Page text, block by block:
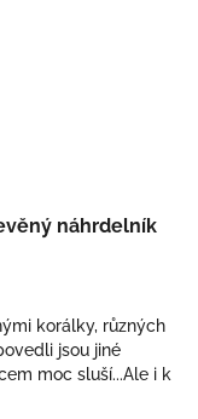
náhrdelník
korálky, různých
jsou jiné
moc sluší...Ale i k